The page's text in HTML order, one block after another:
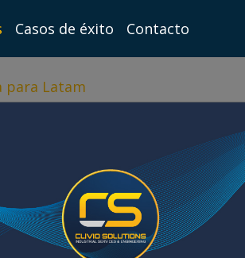
Casos de éxito Contacto
para Latam